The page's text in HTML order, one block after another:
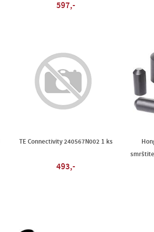
597,-
TE Connectivity 240567N002 1 ks
493,-